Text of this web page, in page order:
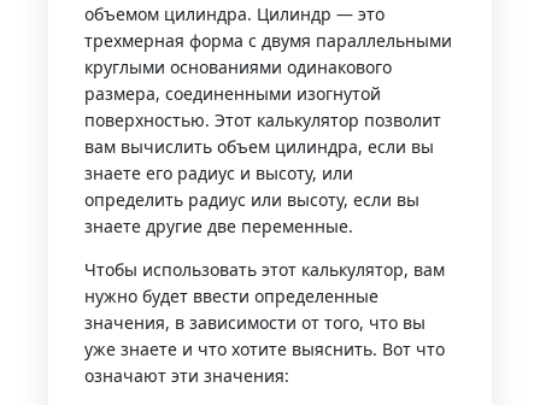
объемом цилиндра. Цилиндр — это
трехмерная форма с двумя параллельными
круглыми основаниями одинакового
размера, соединенными изогнутой
поверхностью. Этот калькулятор позволит
вам вычислить объем цилиндра, если вы
знаете его радиус и высоту, или
определить радиус или высоту, если вы
знаете другие две переменные.
Чтобы использовать этот калькулятор, вам
нужно будет ввести определенные
значения, в зависимости от того, что вы
уже знаете и что хотите выяснить. Вот что
означают эти значения: